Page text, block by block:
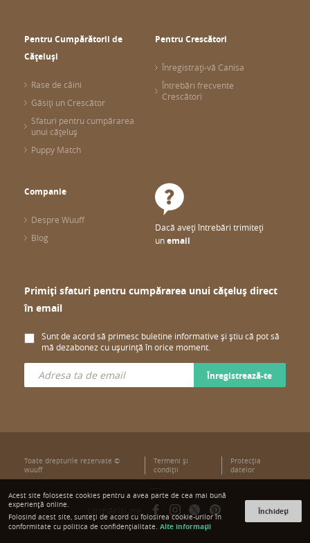
Pentru Cumpărătorii de
Cățeluși
Rase de câini
Găsiți un Crescător
Sfaturi pentru cumpărarea
unui cățeluș
Puppy Match
Pentru Crescători
Înregistrați-vă Canisa
Întrebări frecvente
Crescători
Companie
Despre Wuuff
Blog
Dacă aveți întrebări trimiteți
unemail
Primiți sfaturi pentru cumpărarea unui cățeluș direct
în email
Sunt de acord să primesc buletine informative și știu că pot să
mă dezabonez cu ușurință în orice moment.
Înregistrează-te
Toate drepturile rezervate ©
wuuff
Termeni şi
condiţii
Protecţia
datelor
Urmăriți-ne
Acest site foloseste cookies pentru a avea parte de cea mai bună
experiență online.
Folosind acest site, sunteți de acord cu folosirea cookie-urilor în
conformitate cu politica de confidențialitate. Alte informații
Închideți